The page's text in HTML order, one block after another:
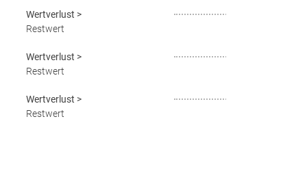
Wertverlust >
Restwert
Wertverlust >
Restwert
Wertverlust >
Restwert